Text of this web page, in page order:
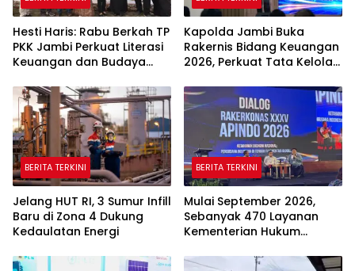
Hesti Haris: Rabu Berkah TP
PKK Jambi Perkuat Literasi
Keuangan dan Budaya
Kapolda Jambi Buka
Rakernis Bidang Keuangan
2026, Perkuat Tata Kelola
Transparan dan Akuntabel
BERITA TERKINI
Jelang HUT RI, 3 Sumur Infill
Baru di Zona 4 Dukung
Kedaulatan Energi
BERITA TERKINI
Mulai September 2026,
Sebanyak 470 Layanan
Kementerian Hukum
Sistem Digital